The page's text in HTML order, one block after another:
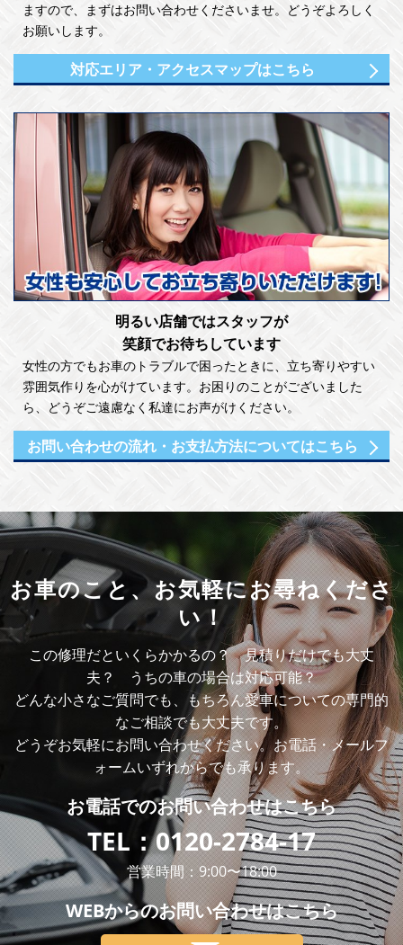
ますので、まずはお問い合わせくださいませ。どうぞよろしく
お願いします。
対応エリア・アクセスマップはこちら
明るい店舗ではスタッフが
笑顔でお待ちしています
女性の方でもお車のトラブルで困ったときに、立ち寄りやすい
雰囲気作りを心がけています。お困りのことがございました
ら、どうぞご遠慮なく私達にお声がけください。
お問い合わせの流れ・ お支払方法についてはこちら
お車のこと、お気軽にお尋ねくださ
い！
この修理だといくらかかるの？ 見積りだけでも大丈
夫？ うちの車の場合は対応可能？
どんな小さなご質問でも、もちろん愛車についての専門的
なご相談でも大丈夫です。
どうぞお気軽にお問い合わせください。お電話・メールフ
ォームいずれからでも承ります。
お電話でのお問い合わせはこちら
TEL：0120-2784-17
営業時間：9:00〜18:00
WEBからのお問い合わせはこちら